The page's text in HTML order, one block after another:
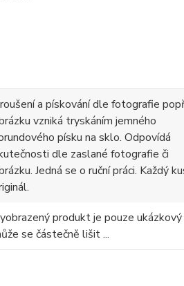
a pískování dle fotografie
vzniká tryskáním jemného
písku na sklo. Odpovídá
dle zaslané fotografie či
Jedná se o ruční práci. Každý
produkt je pouze ukázkový
se částečně lišit ...